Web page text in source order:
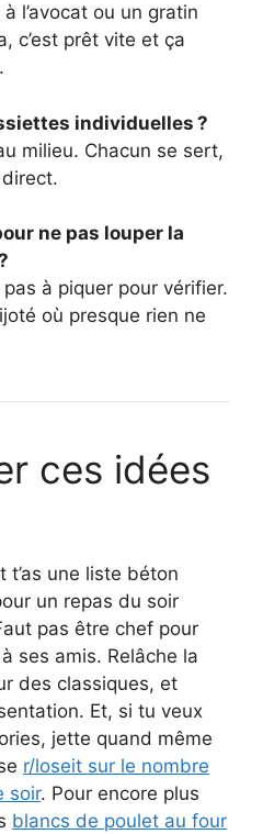
l’avocat ou un gratin
c’est prêt vite et ça
individuelles ?
milieu. Chacun se sert,
direct.
ne pas louper la
à piquer pour vérifier.
où presque rien ne
ces idées
t’as une liste béton
un repas du soir
pas être chef pour
ses amis. Relâche la
des classiques, et
Et, si tu veux
jette quand même
r/loseit sur le nombre
soir. Pour encore plus
blancs de poulet au four